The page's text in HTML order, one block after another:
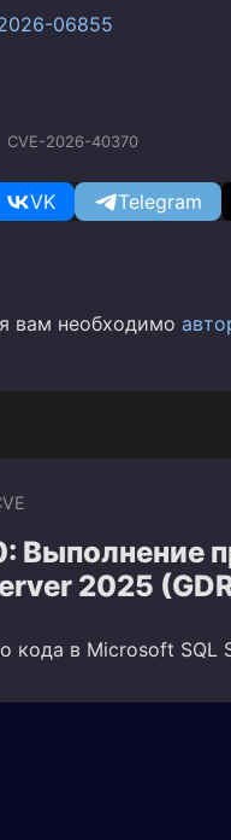
06855
CVE-2026-40370
VK Telegram
вам необходимо
2025
кода в Microsoft SQL